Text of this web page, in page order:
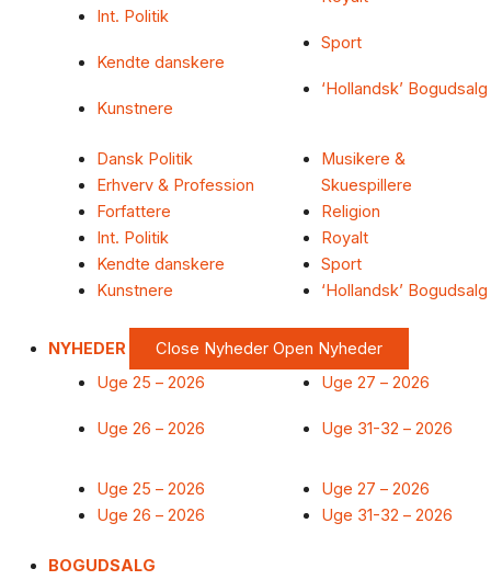
Int. Politik
Kendte danskere
Kunstnere
Sport
‘Hollandsk’ Bogudsalg
Dansk Politik
Erhverv & Profession
Forfattere
Int. Politik
Kendte danskere
Kunstnere
Musikere &
Skuespillere
Religion
Royalt
Sport
‘Hollandsk’ Bogudsalg
NYHEDER Close Nyheder Open Nyheder
Uge 25 – 2026
Uge 26 – 2026
Uge 27 – 2026
Uge 31-32 – 2026
Uge 25 – 2026
Uge 26 – 2026
Uge 27 – 2026
Uge 31-32 – 2026
BOGUDSALG